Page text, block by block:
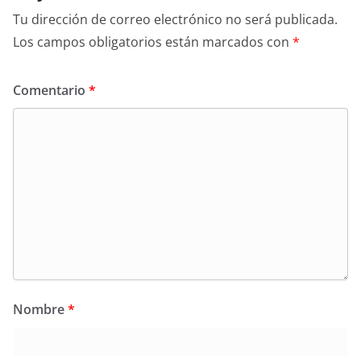
Tu dirección de correo electrónico no será publicada.
Los campos obligatorios están marcados con *
Comentario *
Nombre*